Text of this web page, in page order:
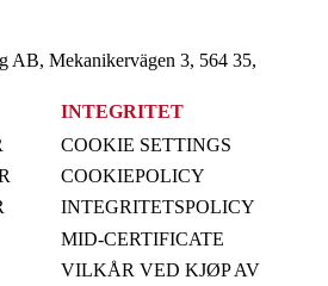
AB, Mekanikervägen 3, 564 35,
INTEGRITET
COOKIE SETTINGS
COOKIEPOLICY
INTEGRITETSPOLICY
MID-CERTIFICATE
VILKÅR VED KJØP AV